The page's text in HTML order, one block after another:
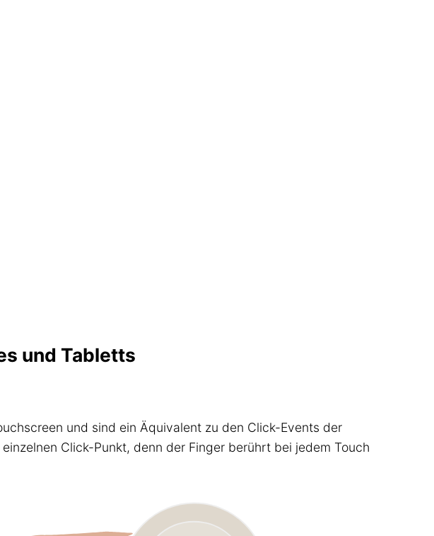
und Tabletts
und sind ein Äquivalent zu den Click-Events der
Click-Punkt, denn der Finger berührt bei jedem Touch